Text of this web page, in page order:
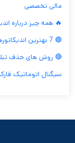
مالی تخصصی
🔥 همه چیز درباره
🟢 7 بهترین اندیکاتورهای سیگنال دهی در تریدینگ ویو 🟢
🔴 روش های حذف
سیگنال اتوماتیک